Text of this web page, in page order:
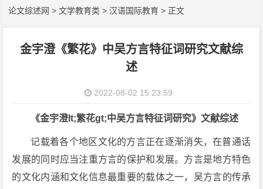
论文综述网 >文学教育类 >汉语国际教育 > 正文
金宇澄《繁花》中吴方言特征词研究文献综
述
2022-08-02 15:23:59
《金宇澄lt;繁花gt;中吴方言特征词研究》文献综述
记载着各个地区文化的方言正在逐渐消失，在普通话
发展的同时应当注重方言的保护和发展。方言是地方特色
的文化内涵和文化信息最重要的载体之一，吴方言的传承